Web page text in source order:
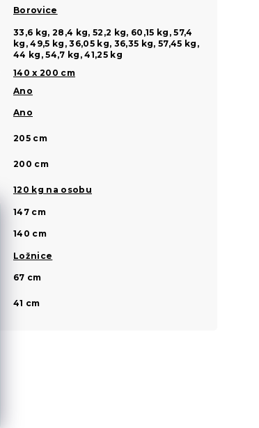
Borovice
33,6 kg, 28,4 kg, 52,2 kg, 60,15 kg, 57,4
kg, 49,5 kg, 36,05 kg, 36,35 kg, 57,45 kg,
44 kg, 54,7 kg, 41,25 kg
140 x 200 cm
Ano
Ano
205 cm
200 cm
120 kg na osobu
147 cm
140 cm
Ložnice
67 cm
41 cm